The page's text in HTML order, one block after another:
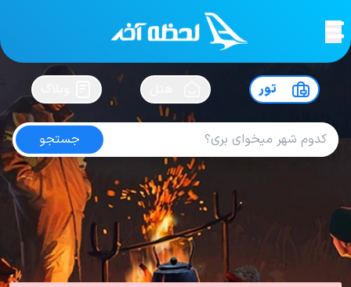
لحظه آخرسفرت رو بساز !
تور
جستجو
تور کیش هتل آسمان رویال
4.6 از5| از103 کاربر
تور داخلی
تور کیش
تور کیش هتل آسمان رویال